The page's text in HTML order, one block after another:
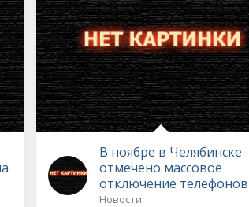
В ноябре в Челябинске
отмечено массовое
отключение телефонов
Новости